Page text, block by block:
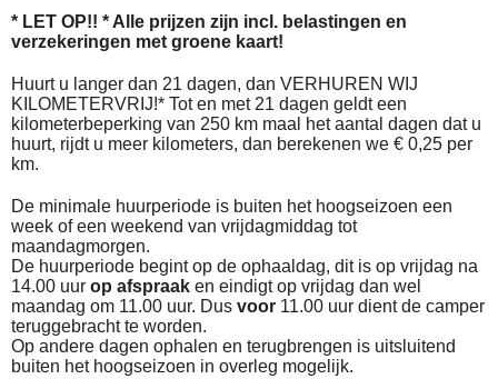
* LET OP!! * Alle prijzen zijn incl. belastingen en
verzekeringen met groene kaart!
Huurt u langer dan 21 dagen, dan VERHUREN WIJ
KILOMETERVRIJ!* Tot en met 21 dagen geldt een
kilometerbeperking van 250 km maal het aantal dagen dat u
huurt, rijdt u meer kilometers, dan berekenen we € 0,25 per
km.
De minimale huurperiode is buiten het hoogseizoen een
week of een weekend van vrijdagmiddag tot
maandagmorgen.
De huurperiode begint op de ophaaldag, dit is op vrijdag na
14.00 uur op afspraak en eindigt op vrijdag dan wel
maandag om 11.00 uur. Dus voor 11.00 uur dient de camper
teruggebracht te worden.
Op andere dagen ophalen en terugbrengen is uitsluitend
buiten het hoogseizoen in overleg mogelijk.